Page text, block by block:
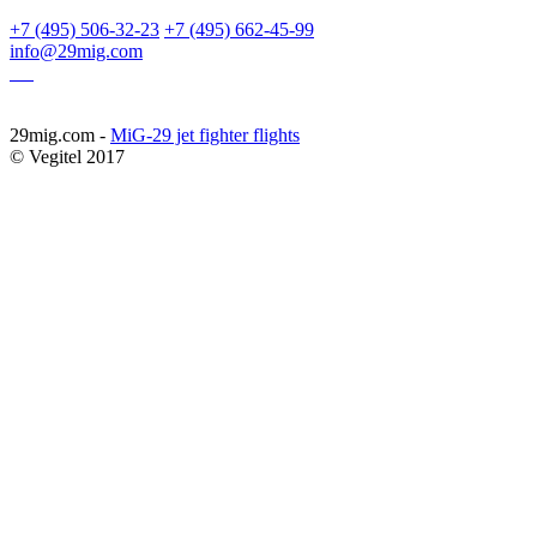
+7 (495) 506-32-23 +7 (495) 662-45-99
info@29mig.com
29mig.com - MiG-29 jet fighter flights
© Vegitel 2017